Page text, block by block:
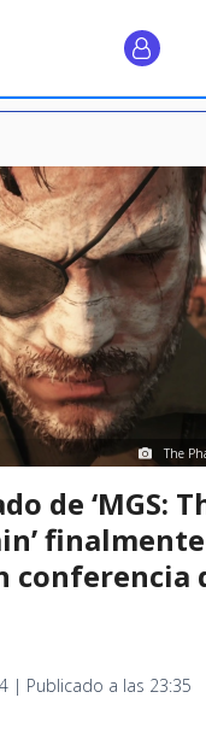
The
de ‘MGS:
conferencia
| Publicado a las 23:35